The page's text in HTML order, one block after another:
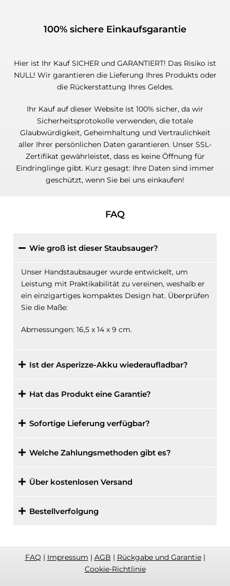
100% sichere Einkaufsgarantie
Hier ist Ihr Kauf SICHER und GARANTIERT! Das Risiko ist
NULL! Wir garantieren die Lieferung Ihres Produkts oder
die Rückerstattung Ihres Geldes.
Ihr Kauf auf dieser Website ist 100% sicher, da wir
Sicherheitsprotokolle verwenden, die totale
Glaubwürdigkeit, Geheimhaltung und Vertraulichkeit
aller Ihrer persönlichen Daten garantieren. Unser SSL-
Zertifikat gewährleistet, dass es keine Öffnung für
Eindringlinge gibt. Kurz gesagt: Ihre Daten sind immer
geschützt, wenn Sie bei uns einkaufen!
FAQ
Wie groß ist dieser Staubsauger?
Unser Handstaubsauger wurde entwickelt, um
Leistung mit Praktikabilität zu vereinen, weshalb er
ein einzigartiges kompaktes Design hat. Überprüfen
Sie die Maße:
Abmessungen: 16,5 x 14 x 9 cm.
Ist der Asperizze-Akku wiederaufladbar?
Hat das Produkt eine Garantie?
Sofortige Lieferung verfügbar?
Welche Zahlungsmethoden gibt es?
Über kostenlosen Versand
Bestellverfolgung
FAQ | Impressum | AGB | Rückgabe und Garantie|
Cookie-Richtlinie